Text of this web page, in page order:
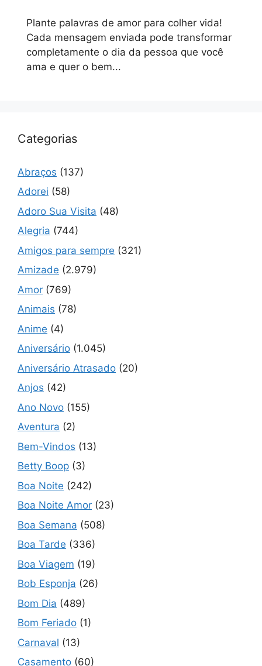
Plante palavras de amor para colher vida!
Cada mensagem enviada pode transformar
completamente o dia da pessoa que você
ama e quer o bem...
Categorias
Abraços (137)
Adorei (58)
Adoro Sua Visita (48)
Alegria (744)
Amigos para sempre (321)
Amizade (2.979)
Amor (769)
Animais (78)
Anime (4)
Aniversário (1.045)
Aniversário Atrasado (20)
Anjos (42)
Ano Novo (155)
Aventura (2)
Bem-Vindos (13)
Betty Boop (3)
Boa Noite (242)
Boa Noite Amor (23)
Boa Semana (508)
Boa Tarde (336)
Boa Viagem (19)
Bob Esponja (26)
Bom Dia (489)
Bom Feriado (1)
Carnaval (13)
Casamento (60)